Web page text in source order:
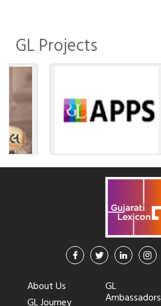
GL Projects
About Us
GL Journey
GL
Ambassadors